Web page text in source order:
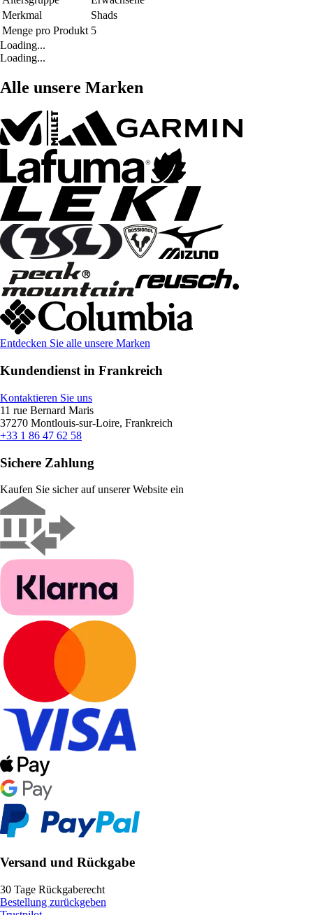
Merkmal
Shads
Menge pro Produkt 5
Loading...
Loading...
Alle unsere Marken
Entdecken Sie alle unsere Marken
Kundendienst in Frankreich
Kontaktieren Sie uns
11 rue Bernard Maris
37270 Montlouis-sur-Loire, Frankreich
+33 1 86 47 62 58
Sichere Zahlung
Kaufen Sie sicher auf unserer Website ein
Versand und Rückgabe
30 Tage Rückgaberecht
Bestellung zurückgeben